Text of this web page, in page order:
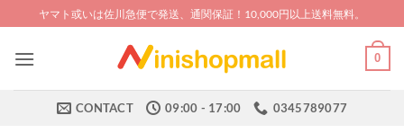
to
content
ヤマト或いは佐川急便で発送、通関保証！10,000円以上送料無料。
0
CONTACT 09:00 - 17:00 0345789077